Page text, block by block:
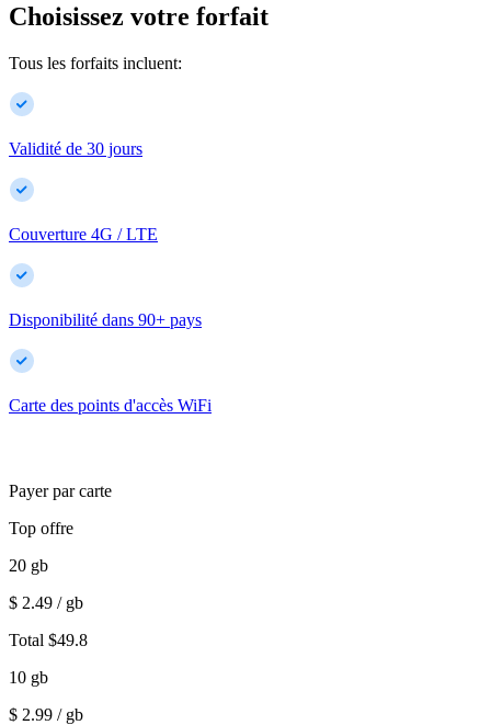
Choisissez votre forfait
Tous les forfaits incluent:
Validité de 30 jours
Couverture 4G / LTE
Disponibilité dans 90+ pays
Carte des points d'accès WiFi
Payer par carte
Top offre
20 gb
$ 2.49 / gb
Total $49.8
10 gb
$ 2.99 / gb